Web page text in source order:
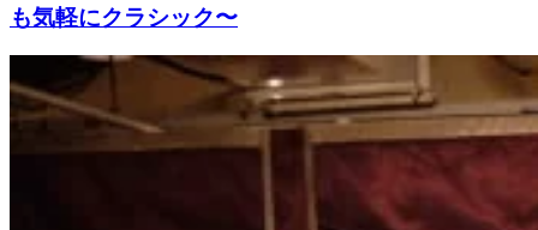
も気軽にクラシック〜